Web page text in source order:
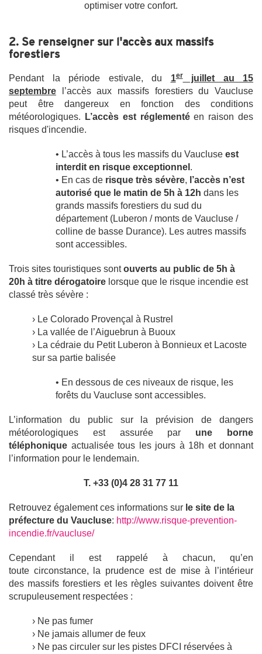
optimiser votre confort.
2. Se renseigner sur l'accès aux massifs
forestiers
Pendant la période estivale, du 1erjuillet au 15
septembre l’accès aux massifs forestiers du Vaucluse
peut être dangereux en fonction des conditions
météorologiques.
L’accès est réglementéen raison des
risques d'incendie.
• L’accès à tous les massifs du Vaucluse est
interdit en risque exceptionnel .
• En cas de risque très sévère, l’accès n’est
autorisé que le matin de 5h à 12h dans les
grands massifs forestiers du sud du
département (Luberon / monts de Vaucluse /
colline de basse Durance). Les autres massifs
sont accessibles.
Trois sites touristiques sontouverts au public de 5h à
20h à titre dérogatoire lorsque que le risque incendie est
classé très sévère :
› Le Colorado Provençal à Rustrel
› La vallée de l’Aiguebrun à Buoux
› La cédraie du Petit Luberon à Bonnieux et Lacoste
sur sa partie balisée
• En dessous de ces niveaux de risque, les
forêts du Vaucluse sont accessibles.
L’information du public sur la prévision de dangers
météorologiques est assurée par une borne
téléphonique actualisée tous les jours à 18h et donnant
l’information pour le lendemain.
T. +33 (0)4 28 31 77 11
Retrouvez également ces informations sur le site de la
préfecture du Vaucluse: http://www.risque-prevention-
incendie.fr/vaucluse/
Cependant il est rappelé à chacun, qu’en
toute circonstance, la prudence est de mise à l’intérieur
des massifs forestiers et les règles suivantes doivent être
scrupuleusement respectées :
› Ne pas fumer​
› Ne jamais allumer de feux
› Ne pas circuler sur les pistes DFCI réservées à